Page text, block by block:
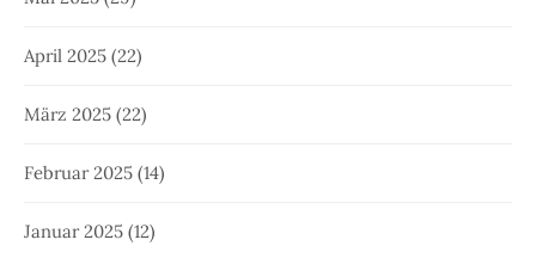
April 2025 (22)
März 2025 (22)
Februar 2025 (14)
Januar 2025 (12)